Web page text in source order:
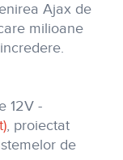
Ajax de
milioane
12V -
, proiectat
de